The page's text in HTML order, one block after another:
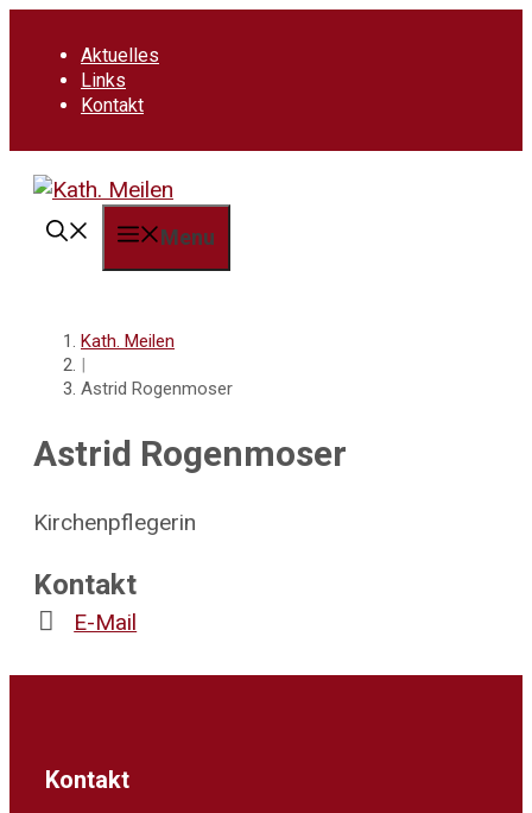
Inhalt
Aktuelles
Links
Kontakt
Menu
Kath. Meilen
|
Astrid Rogenmoser
Astrid Rogenmoser
Kirchenpflegerin
Kontakt
E-Mail
Kontakt